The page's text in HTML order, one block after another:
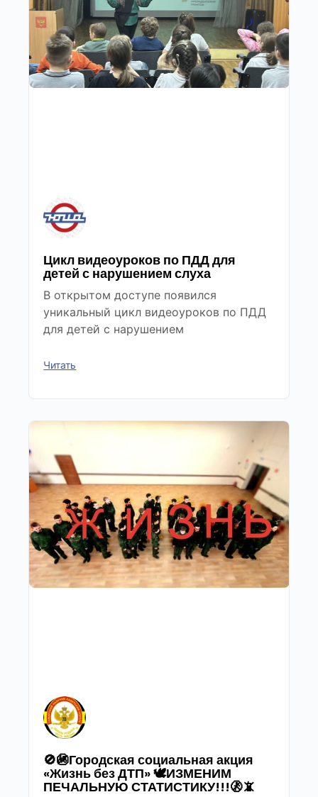
Цикл видеоуроков по ПДД для
детей с нарушением слуха
В открытом доступе появился
уникальный цикл видеоуроков по ПДД
для детей с нарушением
Читать
🚫🚳Городская социальная акция
«Жизнь без ДТП» 🕊ИЗМЕНИМ
ПЕЧАЛЬНУЮ СТАТИСТИКУ!!!🚷📵